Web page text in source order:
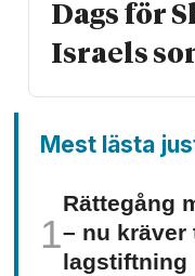
Dags för
Israels
Mest lästa
Rättegång
– nu kräver
lagstiftning